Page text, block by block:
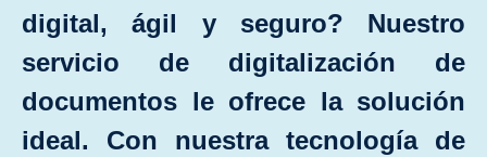
digital, ágil y seguro? Nuestro
servicio de digitalización de
documentos le ofrece la solución
ideal. Con nuestra tecnología de